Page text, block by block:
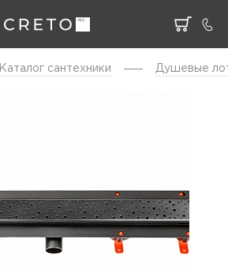
Каталог cантехники Душевые